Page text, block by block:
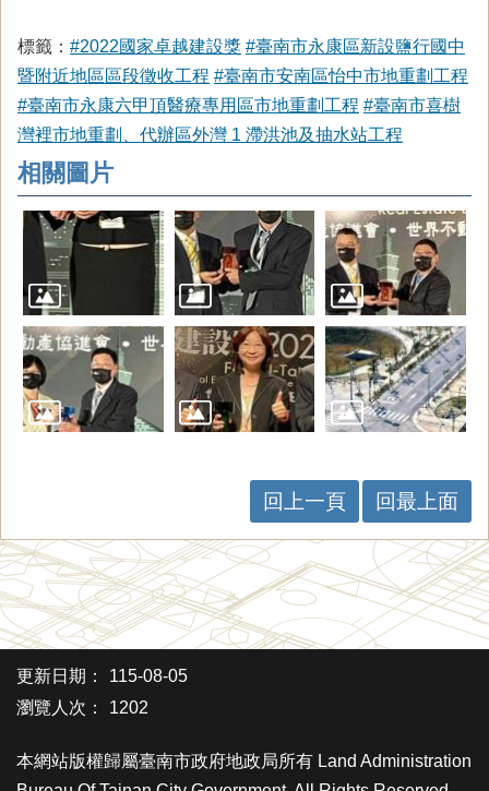
標籤： #2022國家卓越建設獎 #臺南市永康區新設鹽行國中
暨附近地區區段徵收工程 #臺南市安南區怡中市地重劃工程
#臺南市永康六甲頂醫療專用區市地重劃工程 #臺南市喜樹
灣裡市地重劃、代辦區外灣 1 滯洪池及抽水站工程
相關圖片
回上一頁 回最上面
更新日期：
115-08-05
瀏覽人次：
1202
本網站版權歸屬臺南市政府地政局所有 Land Administration